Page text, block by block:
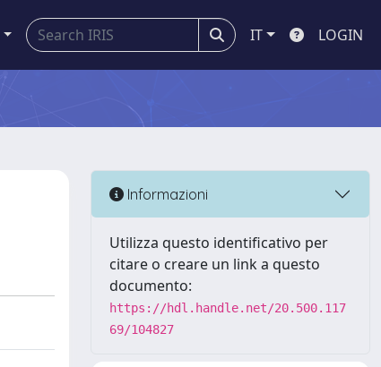
IT LOGIN
Informazioni
Utilizza questo identificativo per
citare o creare un link a questo
documento:
https://hdl.handle.net/20.500.117
69/104827